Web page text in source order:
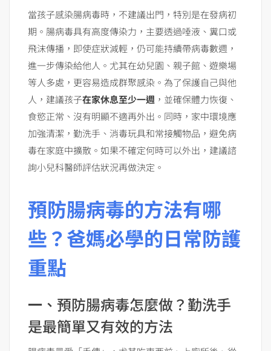
當孩子感染腸病毒時，不建議出門，特別是在發病初
期。腸病毒具有高度傳染力，主要透過唾液、糞口或
飛沫傳播，即使症狀減輕，仍可能持續帶病毒數週，
進一步傳染給他人。尤其在幼兒園、親子館、遊樂場
等人多處，更容易造成群聚感染。為了保護自己與他
人，建議孩子在家休息至少一週 ，並確保體力恢復、
食慾正常、沒有明顯不適再外出。同時，家中環境應
加強清潔，勤洗手、消毒玩具和常接觸物品，避免病
毒在家庭中擴散。如果不確定何時可以外出，建議諮
詢小兒科醫師評估狀況再做決定。
預防腸病毒的方法有哪
些？爸媽必學的日常防護
重點
一 、預防腸病毒怎麼做？勤洗手
是最簡單又有效的方法